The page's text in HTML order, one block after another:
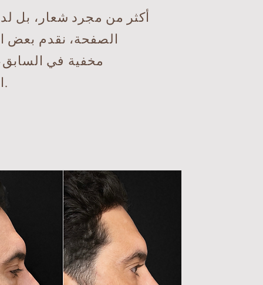
الصفحة، نقدم بعض
مخفية في
احترامهم لذاتهم. نأمل أن تلهمك هذه الأمثلة لإيقاظ الكمال في داخلك أيضًا.